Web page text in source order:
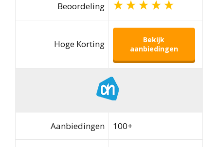
Beoordeling
Hoge Korting
Bekijk
aanbiedingen
Aanbiedingen 100+